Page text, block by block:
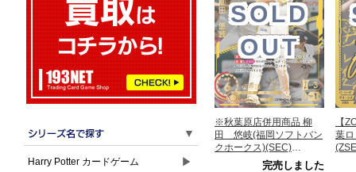
▼
Harry Potter カードゲーム ▶
SOLD
OUT
※秋葉原店併用商品 柳
田 悠岐(福岡ソフトバン
クホークス)(SEC)
【26BP02-H04SEC】
完売しました
【
葉